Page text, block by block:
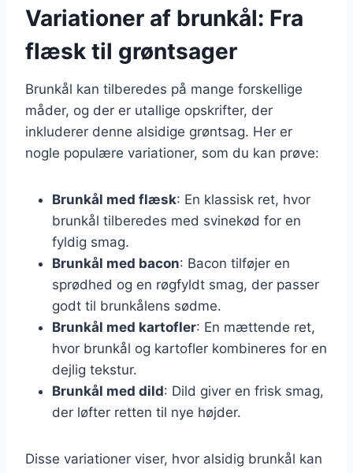
Variationer af brunkål: Fra
flæsk til grøntsager
Brunkål kan tilberedes på mange forskellige
måder, og der er utallige opskrifter, der
inkluderer denne alsidige grøntsag. Her er
nogle populære variationer, som du kan prøve:
Brunkål med flæsk: En klassisk ret, hvor
brunkål tilberedes med svinekød for en
fyldig smag.
Brunkål med bacon: Bacon tilføjer en
sprødhed og en røgfyldt smag, der passer
godt til brunkålens sødme.
Brunkål med kartofler: En mættende ret,
hvor brunkål og kartofler kombineres for en
dejlig tekstur.
Brunkål med dild: Dild giver en frisk smag,
der løfter retten til nye højder.
Disse variationer viser, hvor alsidig brunkål kan